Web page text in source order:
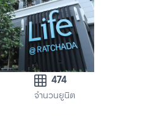
474
จำนวนยูนิต